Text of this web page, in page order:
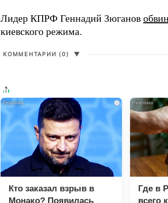
Лидер КПРФ Геннадий Зюганов
киевского режима.
КОММЕНТАРИИ (0) ▼
i
Кто заказал взрыв в
Монако? Появилась
Где в
всего